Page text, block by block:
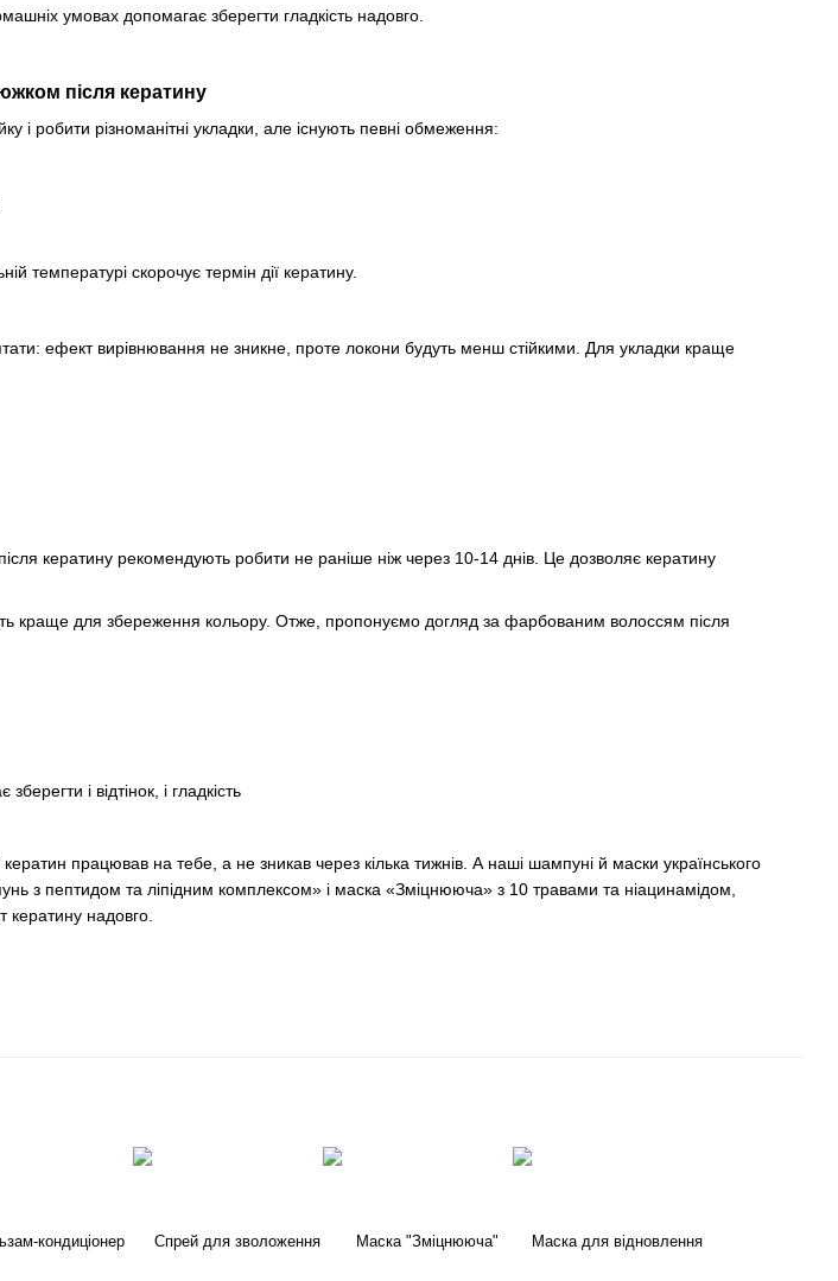
умовах допомагає зберегти гладкість надовго.
після кератину
і робити різноманітні укладки, але існують певні обмеження:
температурі скорочує термін дії кератину.
ефект вирівнювання не зникне, проте локони будуть менш стійкими. Для укладки краще
кератину рекомендують робити не раніше ніж через 10-14 днів. Це дозволяє кератину
краще для збереження кольору. Отже, пропонуємо догляд за фарбованим волоссям після
і відтінок, і гладкість
працював на тебе, а не зникав через кілька тижнів. А наші шампуні й маски українського
з пептидом та ліпідним комплексом» і маска «Зміцнююча» з 10 травами та ніацинамідом,
кератину надовго.